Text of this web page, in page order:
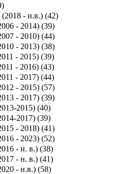
)
(2018 - н.в.) (42)
- 2014) (39)
- 2010) (44)
- 2013) (38)
- 2015) (39)
- 2016) (43)
- 2017) (44)
- 2015) (57)
- 2017) (39)
2015) (40)
2017) (39)
- 2018) (41)
- 2023) (52)
- н. в.) (38)
- н. в.) (41)
- н.в.) (58)